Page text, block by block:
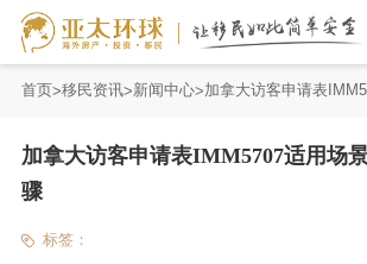
首页 移民资讯 新闻中心
加拿大访客申请表IMM5707适用场
骤
标签：